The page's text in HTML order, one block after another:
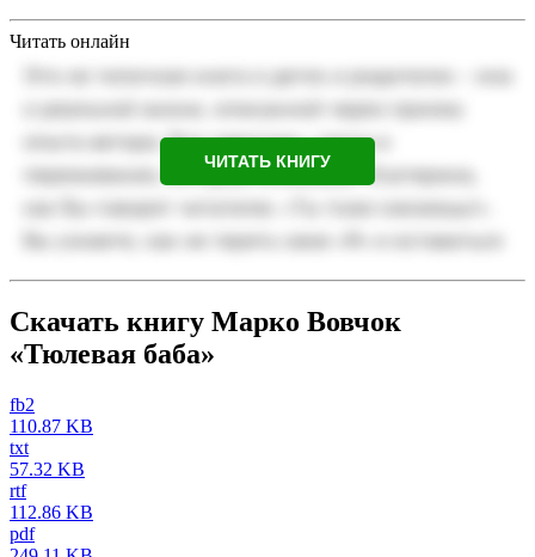
Читать онлайн
ЧИТАТЬ КНИГУ
Скачать книгу Марко Вовчок
«Тюлевая баба»
fb2
110.87 KB
txt
57.32 KB
rtf
112.86 KB
pdf